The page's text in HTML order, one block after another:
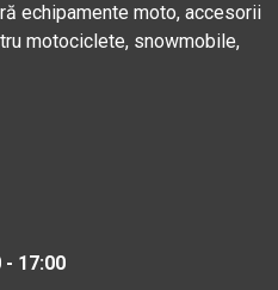
echipamente moto, accesorii
motociclete, snowmobile,
- 17:00